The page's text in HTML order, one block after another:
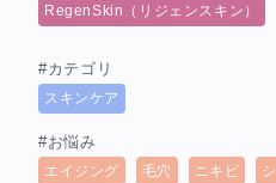
RegenSkin（リジェンスキン）
#カテゴリ
スキンケア
#お悩み
エイジング 毛穴 ニキビ